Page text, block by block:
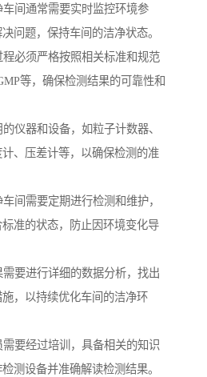
间通常需要实时监控环境参
问题，保持车间的洁净状态。
必须严格按照相关标准和规范
等，确保检测结果的可靠性和
仪器和设备，如粒子计数器、
、压差计等，以确保检测的准
间需要定期进行检测和维护，
准的状态，防止因环境变化导
要进行详细的数据分析，找出
，以持续优化车间的洁净环
要经过培训，具备相关的知识
测设备并准确解读检测结果。